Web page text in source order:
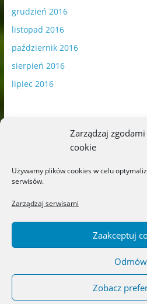
Zarządzaj
cookie
Używamy plików cookies w celu
serwisów.
Zarządzaj serwisami
Zaakceptuj
Odmów
Zobacz
grudzień 2016
listopad 2016
październik 2016
sierpień 2016
lipiec 2016
Blog o
recenzje i rekomendacje.
Theme: ColorMag byThemeGrill